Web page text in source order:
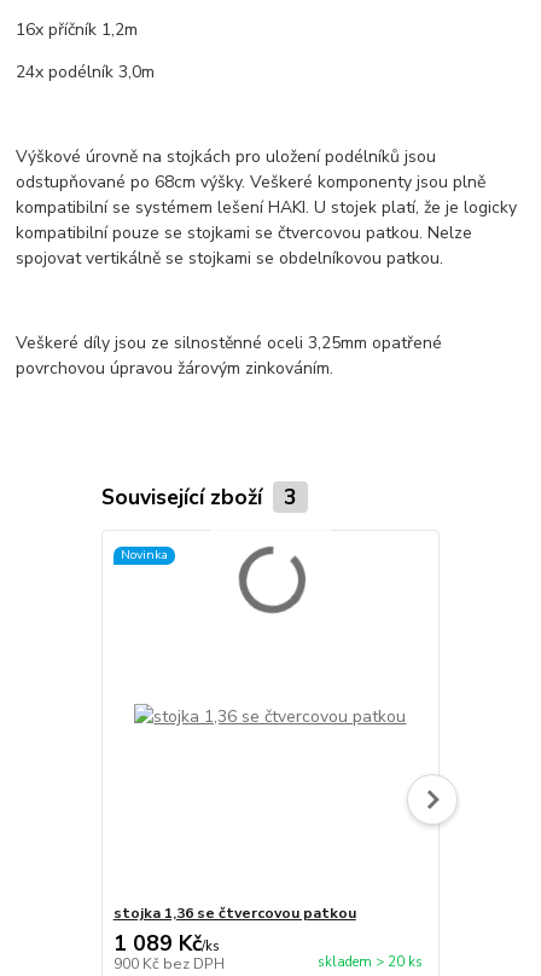
16x příčník 1,2m
24x podélník 3,0m
Výškové úrovně na stojkách pro uložení podélníků jsou
odstupňované po 68cm výšky. Veškeré komponenty jsou plně
kompatibilní se systémem lešení HAKI. U stojek platí, že je logicky
kompatibilní pouze se stojkami se čtvercovou patkou. Nelze
spojovat vertikálně se stojkami se obdelníkovou patkou.
Veškeré díly jsou ze silnostěnné oceli 3,25mm opatřené
povrchovou úpravou žárovým zinkováním.
Související zboží 3
Novinka
stojka 1,36 se čtvercovou patkou
1 089 Kč/ks
900 Kč bez DPH skladem > 20 ks